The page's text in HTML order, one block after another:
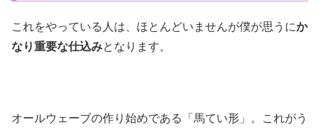
これをやっている人は、ほとんどいませんが僕が思うにか
なり重要な仕込みとなります。
オールウェーブの作り始めである「馬てい形」。これがう